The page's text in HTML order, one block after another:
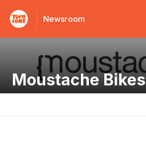
Newsroom
Moustache Bikes